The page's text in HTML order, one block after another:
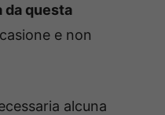
da questa
e non
alcuna